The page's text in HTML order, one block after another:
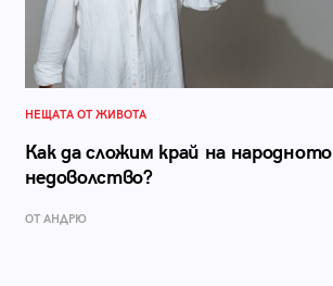
НЕЩАТА ОТ ЖИВОТА
Как да сложим край на народното
недоволство?
ОТ АНДРЮ